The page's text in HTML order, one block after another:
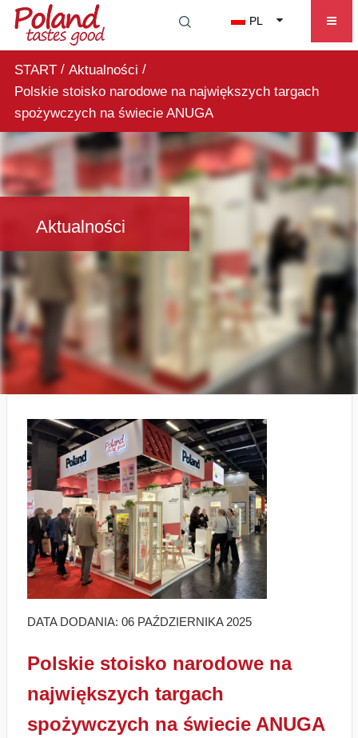
PL
START/ Aktualności /
Polskie stoisko narodowe na największych targach
spożywczych na świecie ANUGA
Aktualności
DATA DODANIA: 06 PAŹDZIERNIKA 2025
Polskie stoisko narodowe na
największych targach
spożywczych na świecie ANUGA